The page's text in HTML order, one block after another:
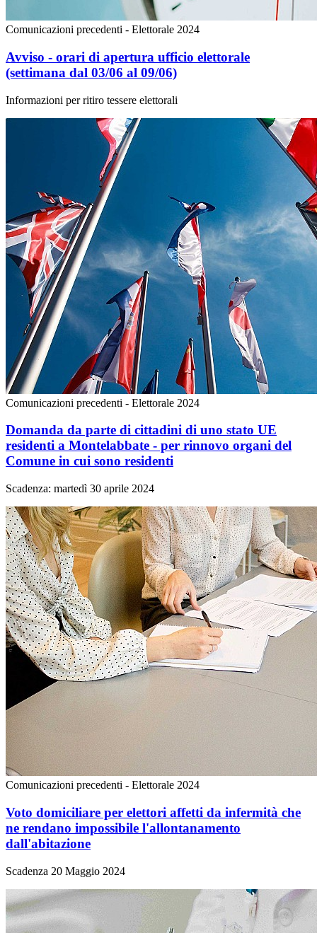
Comunicazioni precedenti - Elettorale 2024
Avviso - orari di apertura ufficio elettorale
(settimana dal 03/06 al 09/06)
Informazioni per ritiro tessere elettorali
Comunicazioni precedenti - Elettorale 2024
Domanda da parte di cittadini di uno stato UE
residenti a Montelabbate - per rinnovo organi del
Comune in cui sono residenti
Scadenza: martedì 30 aprile 2024
Comunicazioni precedenti - Elettorale 2024
Voto domiciliare per elettori affetti da infermità che
ne rendano impossibile l'allontanamento
dall'abitazione
Scadenza 20 Maggio 2024